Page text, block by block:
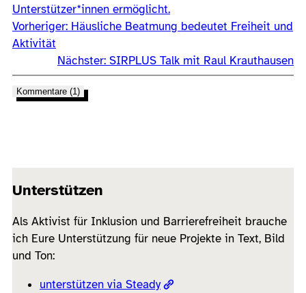
Unterstützer*innen ermöglicht.
Vorheriger: Häusliche Beatmung bedeutet Freiheit und
Aktivität
Nächster: SIRPLUS Talk mit Raul Krauthausen
Kommentare (1)
Unterstützen
Als Aktivist für Inklusion und Barrierefreiheit brauche
ich Eure Unterstützung für neue Projekte in Text, Bild
und Ton:
unterstützen via Steady